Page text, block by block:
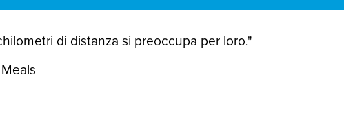
di distanza si preoccupa per loro."